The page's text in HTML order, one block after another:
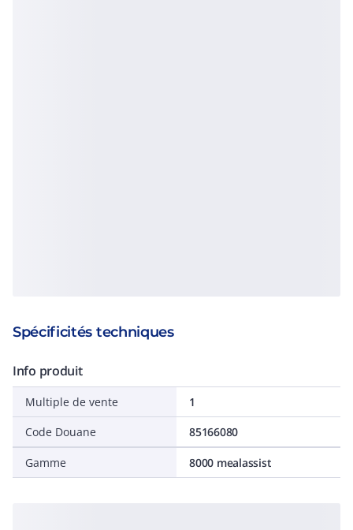
Spécificités techniques
Info produit
Multiple de vente
1
Code Douane
85166080
Gamme 8000 mealassist